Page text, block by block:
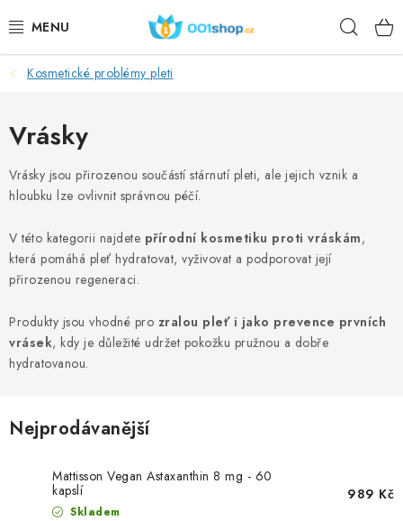
na
DOPLŇKY STRAVY
KOSMETIKA
SPORT
TÉMATA
AKCE
DÁRKY
Jak nakupovat
Kosmetické problémy pleti
Vrásky
Vrásky jsou přirozenou součástí stárnutí pleti, ale jejich vznik a
hloubku lze ovlivnit správnou péčí.
V této kategorii najdete přírodní kosmetiku proti vráskám,
která pomáhá pleť hydratovat, vyživovat a podporovat její
přirozenou regeneraci.
Produkty jsou vhodné pro zralou pleť i jako prevence prvních
vrásek, kdy je důležité udržet pokožku pružnou a dobře
hydratovanou.
Nejprodávanější
Mattisson Vegan Astaxanthin 8 mg - 60
kapslí
Skladem
989 Kč